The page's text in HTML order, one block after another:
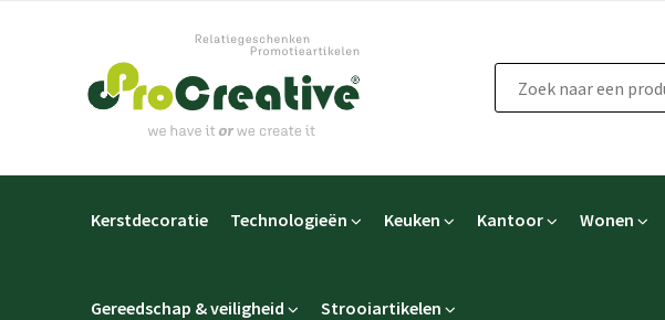
Kerstdecoratie Technologieën Keuken Kantoor Wonen
Gereedschap & veiligheid Strooiartikelen